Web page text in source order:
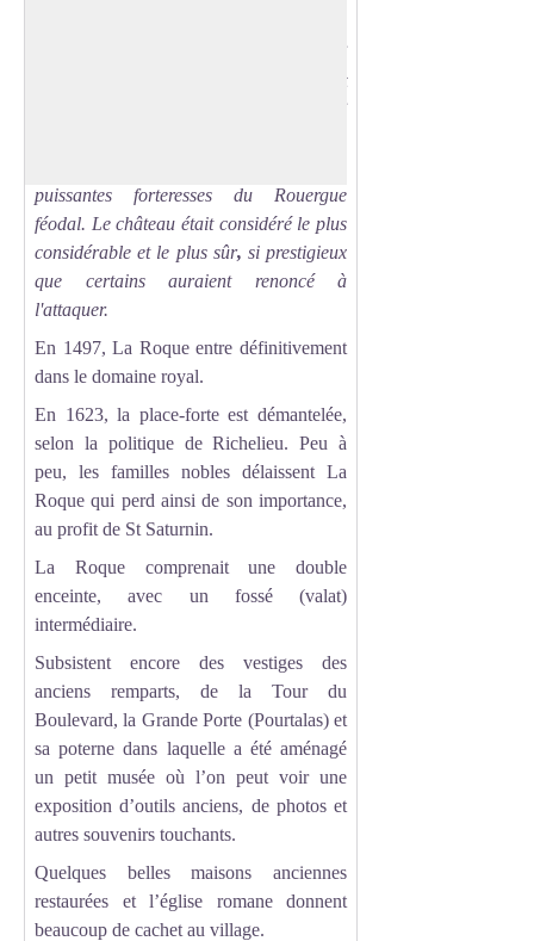
Voir l'image en plein écran
puissantes forteresses du Rouergue
féodal. Le château était considéré le plus
considérable et le plus sûr, si prestigieux
que certains auraient renoncé à
l'attaquer.
En 1497, La Roque entre définitivement
dans le domaine royal.
En 1623, la place-forte est démantelée,
selon la politique de Richelieu. Peu à
peu, les familles nobles délaissent La
Roque qui perd ainsi de son importance,
au profit de St Saturnin.
La Roque comprenait une double
enceinte, avec un fossé (valat)
intermédiaire.
Subsistent encore des vestiges des
anciens remparts, de la Tour du
Boulevard, la Grande Porte (Pourtalas) et
sa poterne dans laquelle a été aménagé
un petit musée où l’on peut voir une
exposition d’outils anciens, de photos et
autres souvenirs touchants.
Quelques belles maisons anciennes
restaurées et l’église romane donnent
beaucoup de cachet au village.